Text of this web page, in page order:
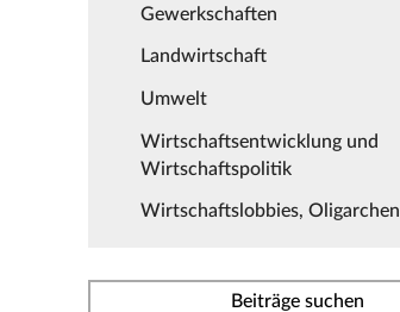
Gewerkschaften
Landwirtschaft
Umwelt
Wirtschaftsentwicklung und
Wirtschaftspolitik
Wirtschaftslobbies, Oligarchen
Beiträge suchen